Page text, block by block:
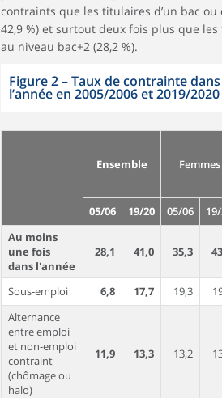
contraints que les titulaires d’un bac ou
42,9 %) et surtout deux fois plus que
au niveau bac+2 (28,2 %).
Figure 2–Taux de contrainte
l’année en 2005/2006 et 2019/2020
Ensemble Femmes
05/06
19/20 05/06
Au moins
une fois
dans l'année
28,1 41,0 35,3
Sous-emploi 6,8 17,7 19,3
Alternance
entre emploi
et non-emploi
contraint
(chômage ou
halo)
11,9 13,3 13,2